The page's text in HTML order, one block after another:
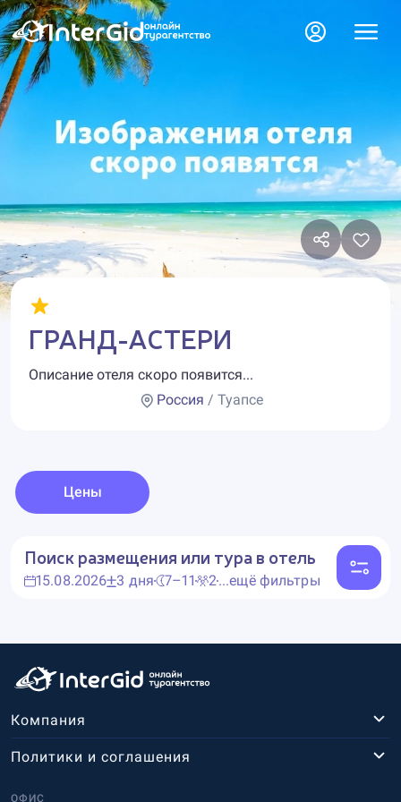
ГРАНД-АСТЕРИ
Описание отеля скоро появится...
Россия / Туапсе
Цены
Поиск размещения или тура в отель
15.08.2026 3 дня 7–11 2...ещё фильтры
Компания
ОФИС
Политики и соглашения